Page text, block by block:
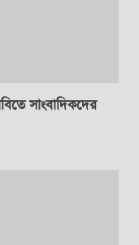
সাংবাদিকদের